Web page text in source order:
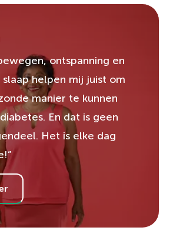
ontspanning en
helpen mij juist om
manier te kunnen
En dat is geen
Het is elke dag